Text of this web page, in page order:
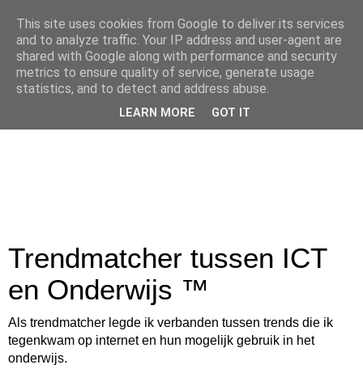
Trendmatcher tussen ICT
en Onderwijs ™
Als trendmatcher legde ik verbanden tussen trends die ik
tegenkwam op internet en hun mogelijk gebruik in het
onderwijs.
This site uses cookies from Google to deliver its services
and to analyze traffic. Your IP address and user-agent are
shared with Google along with performance and security
metrics to ensure quality of service, generate usage
statistics, and to detect and address abuse.
LEARN MORE GOT IT